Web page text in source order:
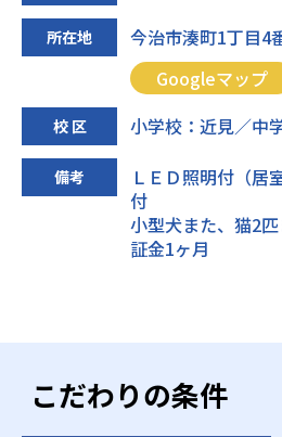
所在地
今治市湊町1丁目4
Googleマップ
校 区 小学校：近見／中
備考
ＬＥＤ照明付（居
付
小型犬また、猫2
証金1ヶ月
こだわりの条件